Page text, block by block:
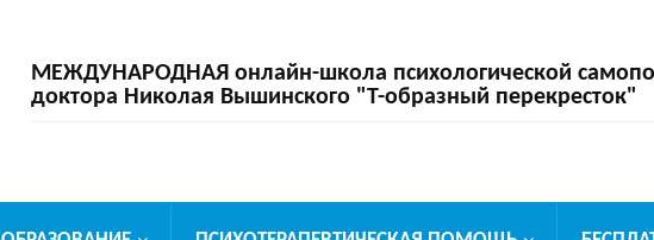
МЕЖДУНАРОДНАЯ онлайн-школа психологической
доктора Николая Вышинского "Т-образный перекресток"